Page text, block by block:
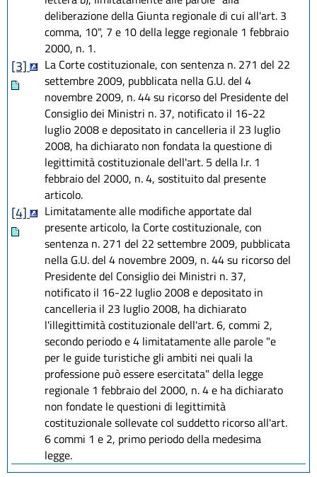
deliberazione della Giunta regionale di cui all'art. 3
comma, 10", 7 e 10 della legge regionale 1 febbraio
2000, n. 1.
[3]
La Corte costituzionale, con sentenza n. 271 del 22
settembre 2009, pubblicata nella G.U. del 4
novembre 2009, n. 44 su ricorso del Presidente del
Consiglio dei Ministri n. 37, notificato il 16-22
luglio 2008 e depositato in cancelleria il 23 luglio
2008, ha dichiarato non fondata la questione di
legittimità costituzionale dell'art. 5 della l.r. 1
febbraio del 2000, n. 4, sostituito dal presente
articolo.
[4]
Limitatamente alle modifiche apportate dal
presente articolo, la Corte costituzionale, con
sentenza n. 271 del 22 settembre 2009, pubblicata
nella G.U. del 4 novembre 2009, n. 44 su ricorso del
Presidente del Consiglio dei Ministri n. 37,
notificato il 16-22 luglio 2008 e depositato in
cancelleria il 23 luglio 2008, ha dichiarato
l'illegittimità costituzionale dell'art. 6, commi 2,
secondo periodo e 4 limitatamente alle parole "e
per le guide turistiche gli ambiti nei quali la
professione può essere esercitata" della legge
regionale 1 febbraio del 2000, n. 4 e ha dichiarato
non fondate le questioni di legittimità
costituzionale sollevate col suddetto ricorso all'art.
6 commi 1 e 2, primo periodo della medesima
legge.